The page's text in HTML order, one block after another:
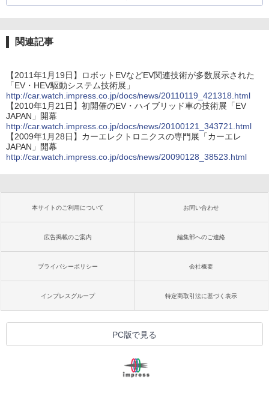
関連記事
【2011年1月19日】ロボットEVなどEV関連技術が多数展示された
「EV・HEV駆動システム技術展」
http://car.watch.impress.co.jp/docs/news/20110119_421318.html
【2010年1月21日】初開催のEV・ハイブリッド車の技術展「EV
JAPAN」開幕
http://car.watch.impress.co.jp/docs/news/20100121_343721.html
【2009年1月28日】カーエレクトロニクスの専門展「カーエレ
JAPAN」開幕
http://car.watch.impress.co.jp/docs/news/20090128_38523.html
本サイトのご利用について お問い合わせ
広告掲載のご案内 編集部へのご連絡
プライバシーポリシー 会社概要
インプレスグループ 特定商取引法に基づく表示
PC版で見る